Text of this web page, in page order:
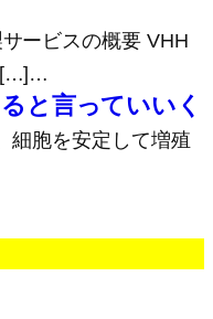
ービスの概要 VHH
[…]…
と言っていいく
細胞を安定して増殖